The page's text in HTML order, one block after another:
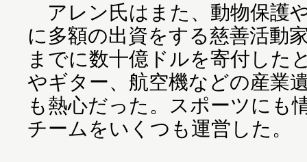
アレン氏はまた、動物保護
に多額の出資をする慈善活動
までに数十億ドルを寄付した
やギター、航空機などの産業
も熱心だった。スポーツにも
チームをいくつも運営した。